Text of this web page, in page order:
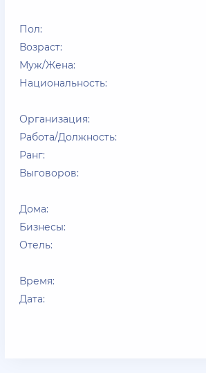
Пол:
Возраст:
Муж/Жена:
Национальность:
Организация:
Работа/Должность:
Ранг:
Выговоров:
Дома:
Бизнесы:
Отель:
Время:
Дата: